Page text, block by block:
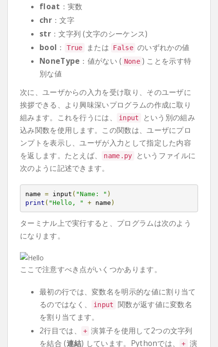
float ：実数
chr：文字
str：文字列 (文字のシーケンス)
bool ： True または False のいずれかの値
NoneType ：値がない ( None ) ことを示す特
別な値
次に、ユーザからの入力を受け取り、そのユーザに
挨拶できる、より興味深いプログラムの作成に取り
組みます。これを行うには、
input
という別の組み
込み関数を使用します。この関数は、ユーザにプロ
ンプトを表示し、ユーザが入力として指定した内容
を返します。たとえば、
name . py
というファイルに
次のように記述できます。
name = input ( "Name: " )
print ( "Hello, " + name )
ターミナル上で実行すると、プログラムは次のよう
になります。
ここで注意すべき点がいくつかあります。
最初の行では、変数名を明示的な値に割り当て
るのではなく、
input
関数が返す値に変数名
を割り当てます。
2行目では、
+ 演算子を使用して2つの文字列
を結合 (連結) しています。Pythonでは、 + 演